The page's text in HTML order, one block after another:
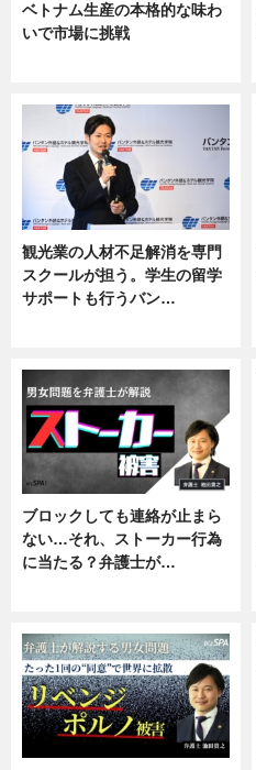
ベトナム生産の本格的な味わ
いで市場に挑戦
観光業の人材不足解消を専門
スクールが担う。学生の留学
サポートも行うバン…
ブロックしても連絡が止まら
ない…それ、ストーカー行為
に当たる？弁護士が…